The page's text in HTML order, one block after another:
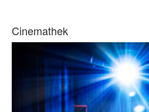
Cinemathek